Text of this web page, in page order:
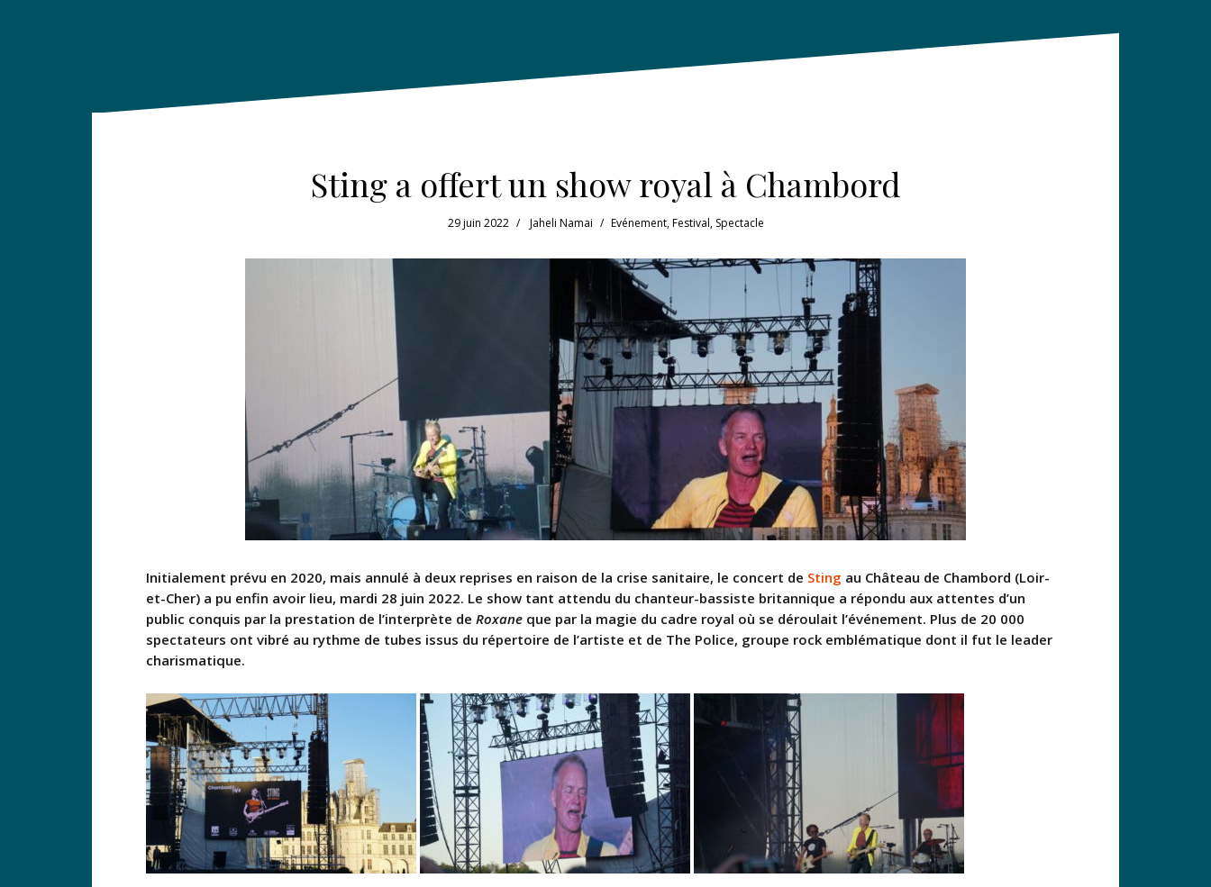
Sting a offert un show royal à Chambord
29 juin 2022 Jaheli Namai Evénement,Festival, Spectacle
Initialement prévu en 2020, mais annulé à deux reprises en raison de la crise sanitaire, le concert de Sting au Château de Chambord (Loir-
et-Cher) a pu enfin avoir lieu, mardi 28 juin 2022. Le show tant attendu du chanteur-bassiste britannique a répondu aux attentes d’un
public conquis par la prestation de l’interprète de Roxane que par la magie du cadre royal où se déroulait l’événement. Plus de 20 000
spectateurs ont vibré au rythme de tubes issus du répertoire de l’artiste et de The Police, groupe rock emblématique dont il fut le leader
charismatique.